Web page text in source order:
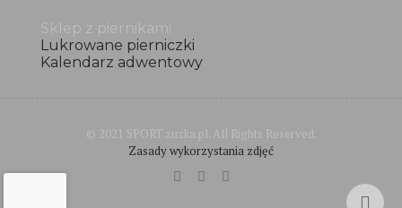
Sklep z piernikami
Lukrowane pierniczki
Kalendarz adwentowy
© 2021 SPORT.zuzka.pl. All Rights Reserved.
Zasady wykorzystania zdjęć